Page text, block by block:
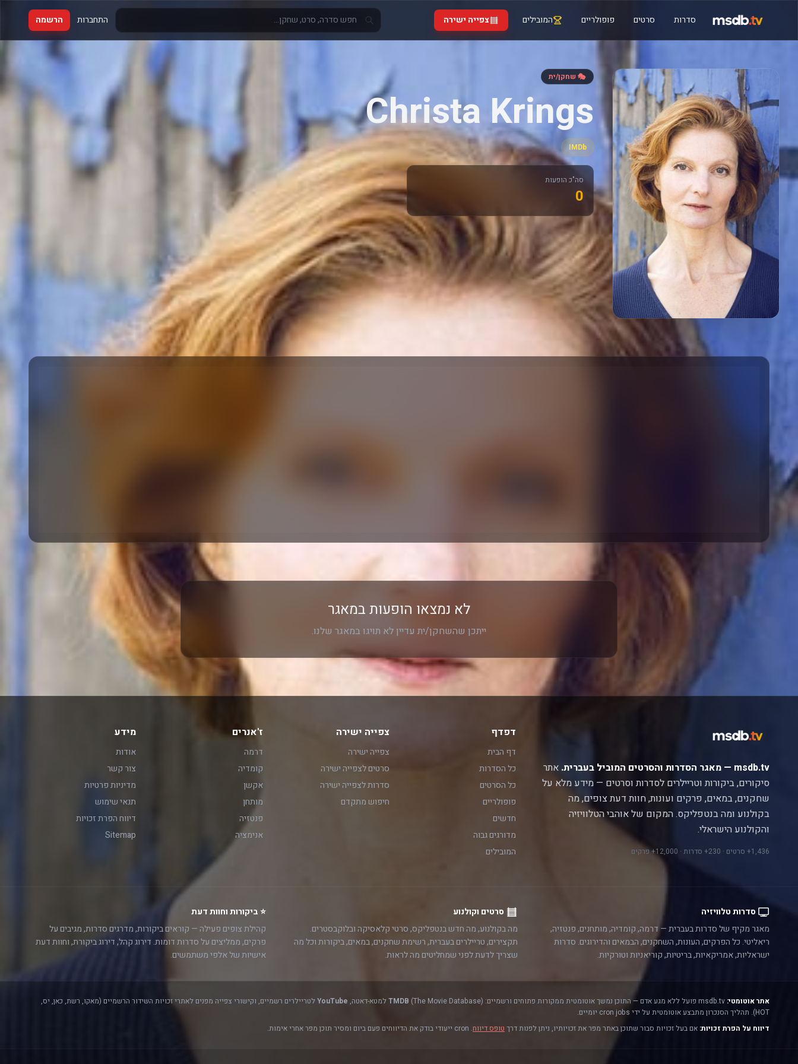
סדרות סרטים פופולריים המובילים צפייה ישירה התחברות הרשמה
🎭 שחקן/ית
Christa Krings
IMDb
סה"כ הופעות
0
לא נמצאו הופעות במאגר
ייתכן שהשחקן/ית עדיין לא תויגו במאגר שלנו.
msdb.tv — מאגר הסדרות והסרטים המוביל בעברית.
אתר
סיקורים, ביקורות וטריילרים לסדרות וסרטים — מידע מלא על
שחקנים, במאים, פרקים ועונות, חוות דעת צופים, מה
בקולנוע ומה בנטפליקס. המקום של אוהבי הטלוויזיה
והקולנוע הישראלי.
1,436+ סרטים · 230+ סדרות · 12,000+ פרקים
דפדף
דף הבית
כל הסדרות
כל הסרטים
פופולריים
חדשים
מדורגים גבוה
המובילים
צפייה ישירה
צפייה ישירה
סרטים לצפייה ישירה
סדרות לצפייה ישירה
חיפוש מתקדם
ז'אנרים
דרמה
קומדיה
אקשן
מותחן
פנטזיה
אנימציה
מידע
אודות
צור קשר
מדיניות פרטיות
תנאי שימוש
דיווח הפרת זכויות
Sitemap
סדרות טלוויזיה
מאגר מקיף של סדרות בעברית — דרמה, קומדיה, מותחנים, פנטזיה,
ריאליטי. כל הפרקים, העונות, השחקנים, הבמאים והדירוגים. סדרות
ישראליות, אמריקאיות, בריטיות, קוריאניות וטורקיות.
סרטים וקולנוע
מה בקולנוע, מה חדש בנטפליקס, סרטי קלאסיקה ובלוקבסטרים.
תקצירים, טריילרים בעברית, רשימת שחקנים, במאים, ביקורות וכל מה
שצריך לדעת לפני שמחליטים מה לראות.
⭐ ביקורות וחוות דעת
קהילת צופים פעילה — קוראים ביקורות, מדרגים סדרות, מגיבים על
פרקים, ממליצים על סדרות דומות. דירוג קהל, דירוג ביקורת, וחוות דעת
אישיות של אלפי משתמשים.
אתר אוטומטי: TMDB (The Movie Database) למטא-דאטה, YouTubeלטריילרים רשמיים, וקישורי צפייה מפנים לאתרי זכויות השידור הרשמיים (מאקו, רשת, כאן, יס,
HOT). תהליך הסנכרון מתבצע אוטומטית על ידי cron jobs יומיים.
דיווח על הפרת זכויות: אם בעל זכויות סבור שתוכן באתר מפר את זכויותיו, ניתן לפנות דרך טופס דיווח. cron ייעודי בודק את הדיווחים פעם ביום ומסיר תוכן מפר אחרי אימות.